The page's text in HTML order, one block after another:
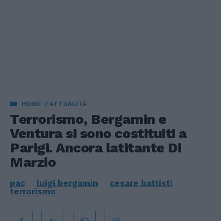
HOME ATTUALITÀ
Terrorismo, Bergamin e
Ventura si sono costituiti a
Parigi. Ancora latitante Di
Marzio
pac luigi bergamin
cesare battisti
terrorismo